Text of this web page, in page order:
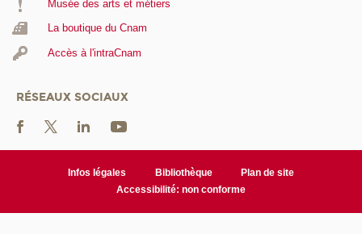
Musée des arts et métiers
La boutique du Cnam
Accès à l'intraCnam
RÉSEAUX SOCIAUX
Infos légales Bibliothèque
Plan de site
Accessibilité: non conforme